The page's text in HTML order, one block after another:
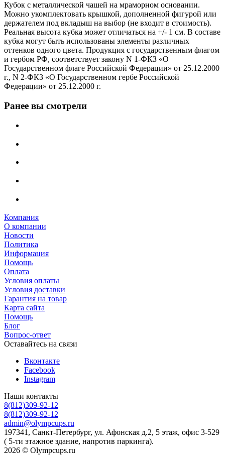
Кубок с металлической чашей на мраморном основании.
Можно укомплектовать крышкой, дополненной фигурой или
держателем под вкладыш на выбор (не входит в стоимость).
Реальная высота кубка может отличаться на +/- 1 см. В составе
кубка могут быть использованы элементы различных
оттенков одного цвета. Продукция с государственным флагом
и гербом РФ, соответствует закону N 1-ФКЗ «О
Государственном флаге Российской Федерации» от 25.12.2000
г., N 2-ФКЗ «О Государственном гербе Российской
Федерации» от 25.12.2000 г.
Ранее вы смотрели
Компания
О компании
Новости
Политика
Информация
Помощь
Оплата
Условия оплаты
Условия доставки
Гарантия на товар
Карта сайта
Помощь
Блог
Вопрос-ответ
Оставайтесь на связи
Вконтакте
Facebook
Instagram
Наши контакты
8(812)309-92-12
8(812)309-92-12
admin@olympcups.ru
197341, Санкт-Петербург, ул. Афонская д.2, 5 этаж, офис 3-529
( 5-ти этажное здание, напротив паркинга).
2026 © Olympcups.ru